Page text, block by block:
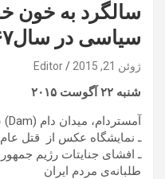
سالگرد به خون
سیاسی در سال۶۷
ژوئن 21, 2015 Editor
شنبه ۲۲ آگوست ۲۰۱۵
آمستردام، میدان دام (Dam) ساعت ۲ تا ۵ بعداز ظهر
ـ نمایشگاه عکس از قتل
ـ افشای جنایتات رژیم
طلبانه‌ی مردم ایران